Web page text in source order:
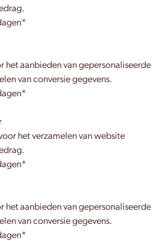
het aanbieden van gepersonaliseerde
van conversie gegevens.
het verzamelen van website
het aanbieden van gepersonaliseerde
van conversie gegevens.